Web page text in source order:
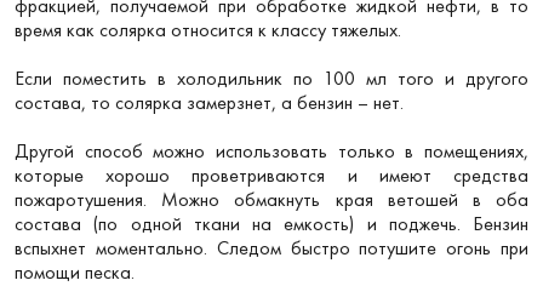
время как солярка относится к классу тяжелых.
Если поместить в холодильник по 100 мл того и другого
состава, то солярка замерзнет, а бензин – нет.
Другой способ можно использовать только в помещениях,
которые хорошо проветриваются и имеют средства
пожаротушения. Можно обмакнуть края ветошей в оба
состава (по одной ткани на емкость) и поджечь. Бензин
вспыхнет моментально. Следом быстро потушите огонь при
помощи песка.